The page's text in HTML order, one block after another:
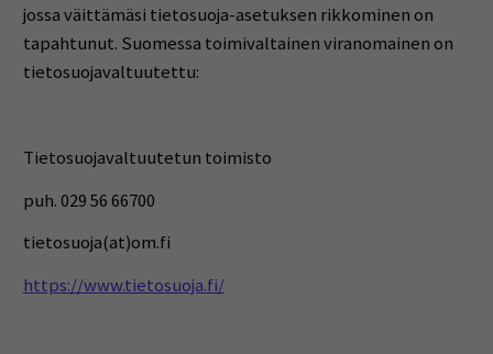
jossa väittämäsi tietosuoja-asetuksen rikkominen on
tapahtunut. Suomessa toimivaltainen viranomainen on
tietosuojavaltuutettu:
Tietosuojavaltuutetun toimisto
puh. 029 56 66700
tietosuoja(at)om.fi
https://www.tietosuoja.fi/